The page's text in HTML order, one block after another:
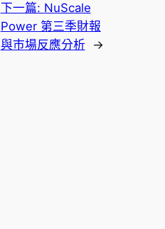
下一篇: NuScale
Power 第三季財報
與市場反應分析
→